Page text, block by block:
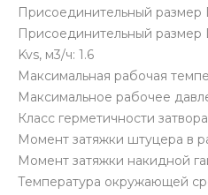
Присоединительный размер
Присоединительный размер
Kvs, м3/ч: 1.6
Максимальная рабочая
Максимальное рабочее
Класс герметичности
Момент затяжки штуцера в
Момент затяжки накидной
Температура окружающей